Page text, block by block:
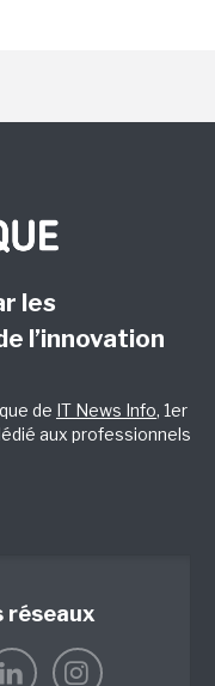
les
l’innovation
de IT News Info, 1er
aux professionnels
réseaux